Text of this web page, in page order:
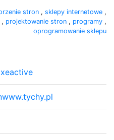
stron , sklepy internetowe ,
, projektowanie stron , programy ,
oprogramowanie sklepu